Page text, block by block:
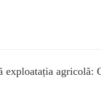
exploatația agricolă: